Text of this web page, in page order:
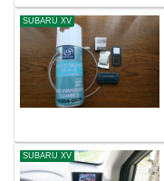
SUBARU XV
SUBARU XV